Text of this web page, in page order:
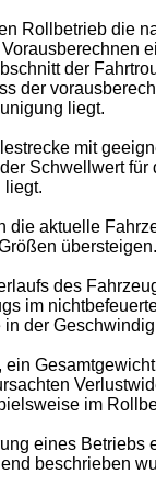
Rollbetrieb die
der
der
liegt.
mit
Schwellwert
liegt.
aktuelle
übersteigen.
des
im
der
im
eines
beschrieben